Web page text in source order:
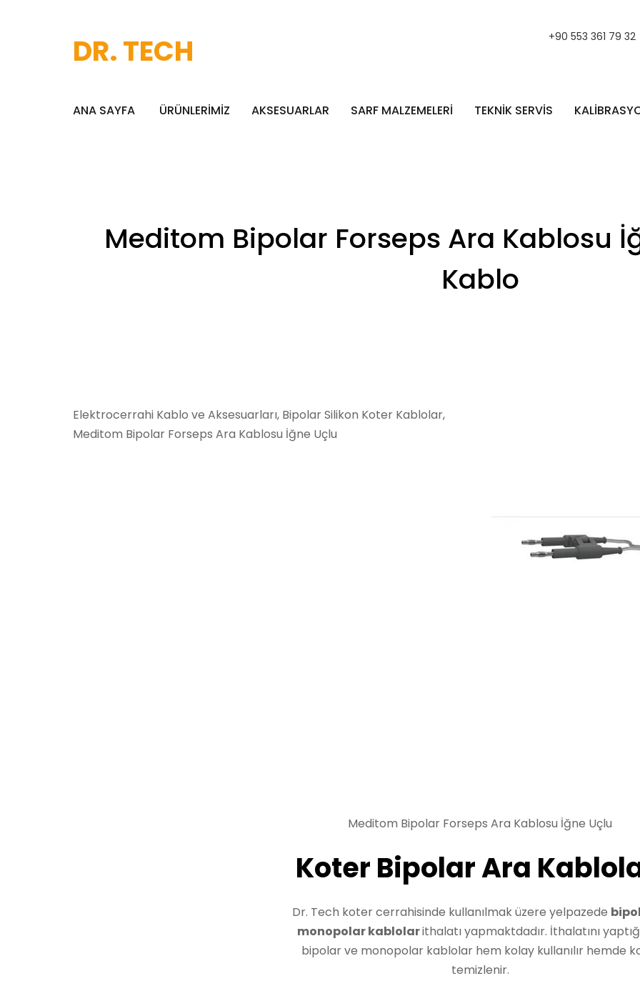
DR. TECH +90 553 361 79 32
ANA SAYFA ÜRÜNLERİMİZ AKSESUARLAR SARF MALZEMELERİ TEKNİK SERVİS
Meditom Bipolar Forseps Ara Kablosu
Kablo
Elektrocerrahi Kablo ve Aksesuarları, Bipolar Silikon Koter Kablolar,
Meditom Bipolar Forseps Ara Kablosu İğne Uçlu
Meditom Bipolar Forseps Ara Kablosu İğne Uçlu
Koter Bipolar Ara
Dr. Tech koter cerrahisinde kullanılmak üzere yelpazede
monopolar kablolarithalatı yapmaktdadır. İthalatını
bipolar ve monopolar kablolar hem kolay kullanılır hemde
temizlenir.